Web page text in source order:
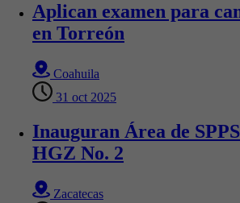
Aplican examen para
en Torreón
Coahuila
31 oct 2025
Inauguran Área de
HGZ No. 2
Zacatecas